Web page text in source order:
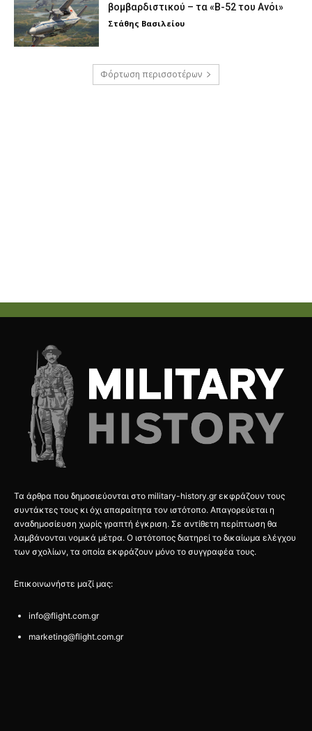
βομβαρδιστικού – τα «Β-52 του Ανόι»
Στάθης Βασιλείου
Φόρτωση περισσοτέρων
Τα άρθρα που δημοσιεύονται στο military-history.gr εκφράζουν τους
συντάκτες τους κι όχι απαραίτητα τον ιστότοπο. Απαγορεύεται η
αναδημοσίευση χωρίς γραπτή έγκριση. Σε αντίθετη περίπτωση θα
λαμβάνονται νομικά μέτρα. Ο ιστότοπος διατηρεί το δικαίωμα ελέγχου
των σχολίων, τα οποία εκφράζουν μόνο το συγγραφέα τους.
Επικοινωνήστε μαζί μας:
info@flight.com.gr
marketing@flight.com.gr